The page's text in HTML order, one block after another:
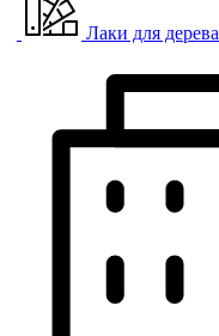
Лаки для дерева